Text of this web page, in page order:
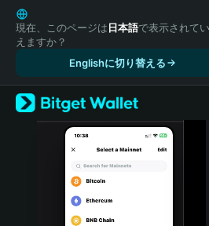
English
日本語
Tiếng Việt
Español (Latinoamérica)
Türkçe
Italiano
Português (Portugal)
現在、このページは日本語で表示されてい
えますか？
Englishに切り替える